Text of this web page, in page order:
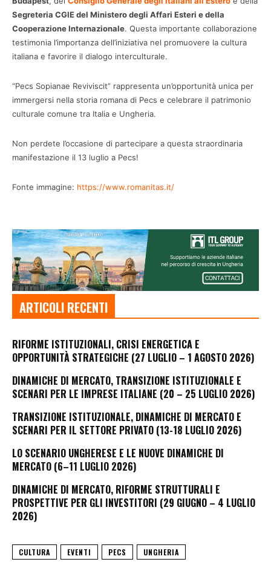
Segreteria CGIE del Ministero degli Affari Esteri e della
Cooperazione Internazionale. Questa importante collaborazione
testimonia l’importanza dell’iniziativa nel promuovere la cultura
italiana e favorire il dialogo interculturale.
“Pecs Sopianae Reviviscit” rappresenta un’opportunità unica per
immergersi nella storia romana di Pecs e celebrare il patrimonio
culturale comune tra Italia e Ungheria.
Non perdete l’occasione di partecipare a questa straordinaria
manifestazione il 13 luglio a Pecs!
Fonte immagine: https://www.romanitas.it/
ARTICOLI RECENTI
RIFORME ISTITUZIONALI, CRISI ENERGETICA E
OPPORTUNITÀ STRATEGICHE (27 LUGLIO – 1 AGOSTO 2026)
DINAMICHE DI MERCATO, TRANSIZIONE ISTITUZIONALE E
SCENARI PER LE IMPRESE ITALIANE (20 – 25 LUGLIO 2026)
TRANSIZIONE ISTITUZIONALE, DINAMICHE DI MERCATO E
SCENARI PER IL SETTORE PRIVATO (13-18 LUGLIO 2026)
LO SCENARIO UNGHERESE E LE NUOVE DINAMICHE DI
MERCATO (6–11 LUGLIO 2026)
DINAMICHE DI MERCATO, RIFORME STRUTTURALI E
PROSPETTIVE PER GLI INVESTITORI (29 GIUGNO – 4 LUGLIO
2026)
CULTURA EVENTI PECS UNGHERIA